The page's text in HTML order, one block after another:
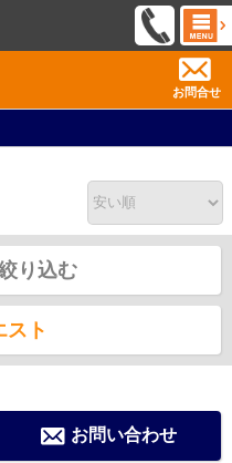
お問合せ
り込む
スト
お問い合わせ